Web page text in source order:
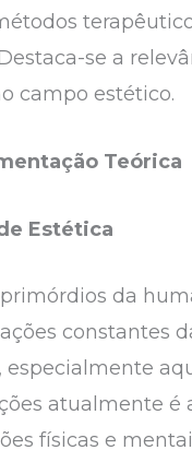
se a
campo estético.
Teórica
Estética
da
constantes
especialmente
atualmente é
físicas e